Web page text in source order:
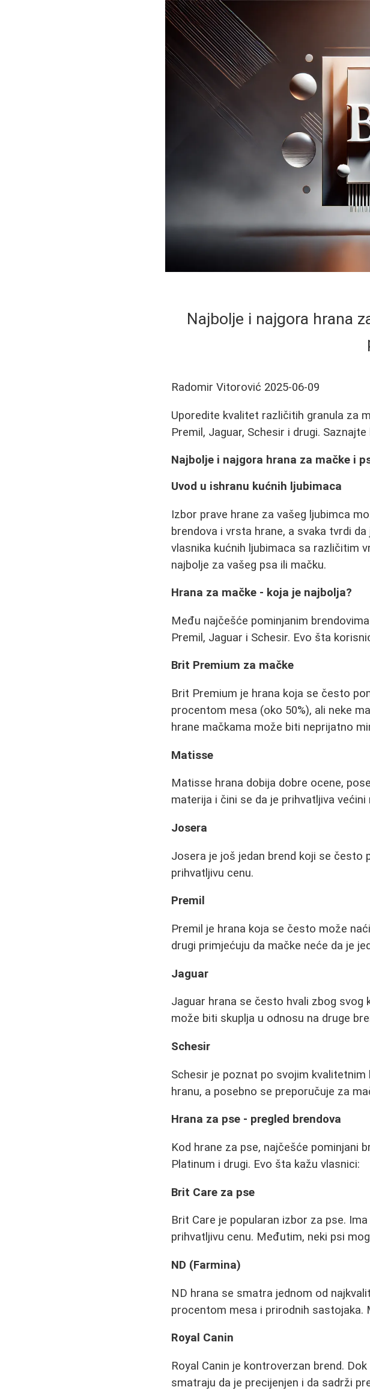
Najbolje i najgora hrana
Radomir Vitorović 2025-06-09
Uporedite kvalitet različitih granula za
Premil, Jaguar, Schesir i drugi.
Najbolje i najgora hrana za mačke i
Uvod u ishranu kućnih ljubimaca
Izbor prave hrane za vašeg ljubimca
brendova i vrsta hrane, a svaka tvrdi
vlasnika kućnih ljubimaca sa različitim
najbolje za vašeg psa ili mačku.
Hrana za mačke - koja je najbolja?
Među najčešće pominjanim
Premil, Jaguar i Schesir. Evo šta
Brit Premium za mačke
Brit Premium je hrana koja se često
procentom mesa (oko 50%), ali neke
hrane mačkama može biti neprijatno
Matisse
Matisse hrana dobija dobre ocene,
materija i čini se da je prihvatljiva većini
Josera
Josera je još jedan brend koji se često
prihvatljivu cenu.
Premil
Premil je hrana koja se često može
drugi primjećuju da mačke neće da je
Jaguar
Jaguar hrana se često hvali zbog
može biti skuplja u odnosu na druge
Schesir
Schesir je poznat po svojim
hranu, a posebno se preporučuje za
Hrana za pse - pregled brendova
Kod hrane za pse, najčešće pominjani
Platinum i drugi. Evo šta kažu vlasnici:
Brit Care za pse
Brit Care je popularan izbor za pse.
prihvatljivu cenu. Međutim, neki psi
ND (Farmina)
ND hrana se smatra jednom od
procentom mesa i prirodnih sastojaka.
Royal Canin
Royal Canin je kontroverzan brend.
smatraju da je precijenjen i da sadrži